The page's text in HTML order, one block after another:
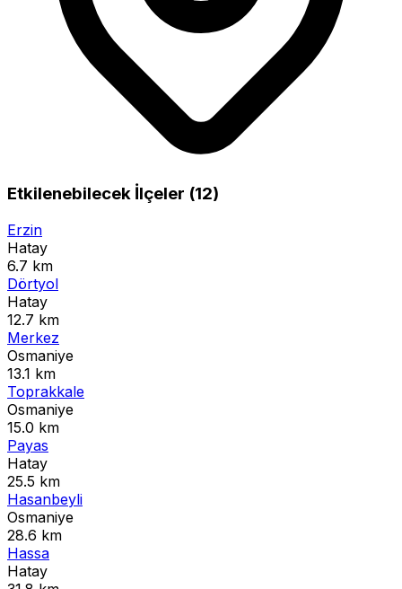
Etkilenebilecek İlçeler (12)
Erzin
Hatay
6.7 km
Dörtyol
Hatay
12.7 km
Merkez
Osmaniye
13.1 km
Toprakkale
Osmaniye
15.0 km
Payas
Hatay
25.5 km
Hasanbeyli
Osmaniye
28.6 km
Hassa
Hatay